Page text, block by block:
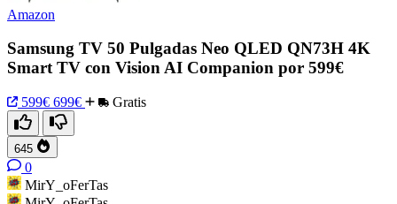
Amazon
Samsung TV 50 Pulgadas Neo QLED QN73H 4K
Smart TV con Vision AI Companion por 599€
599€ 699€ Gratis
645
0
MirY_oFerTas